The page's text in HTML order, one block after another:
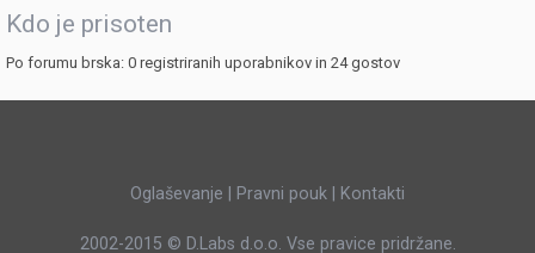
Kdo je prisoten
Po forumu brska: 0 registriranih uporabnikov in 24 gostov
Oglaševanje Pravni pouk Kontakti
2002-2015 © D.Labs d.o.o. Vse pravice pridržane.